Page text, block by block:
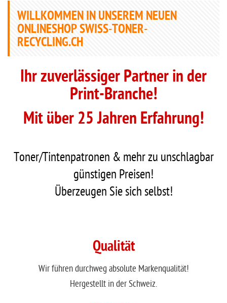
WILLKOMMEN IN UNSEREM NEUEN
ONLINESHOP SWISS-TONER-
RECYCLING.CH
Ihr zuverlässiger Partner in der
Print-Branche!
Mit über 25 Jahren Erfahrung!
Toner/Tintenpatronen & mehr zu unschlagbar
günstigen Preisen!
Überzeugen Sie sich selbst!
Qualität
Wir führen durchweg absolute Markenqualität!
Hergestellt in der Schweiz.